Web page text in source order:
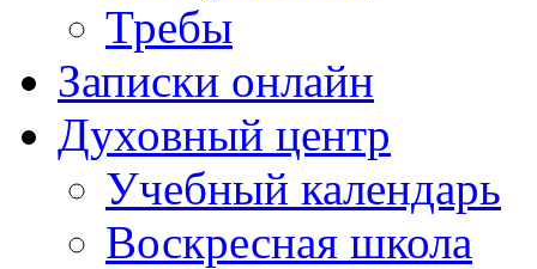
Требы
Записки онлайн
Духовный центр
Учебный календарь
Воскресная школа